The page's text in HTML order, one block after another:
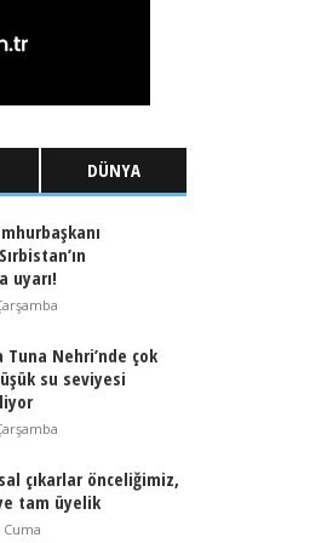
DÜNYA
uyarı!
Tuna Nehri’nde çok
su seviyesi
çıkarlar önceliğimiz,
tam üyelik